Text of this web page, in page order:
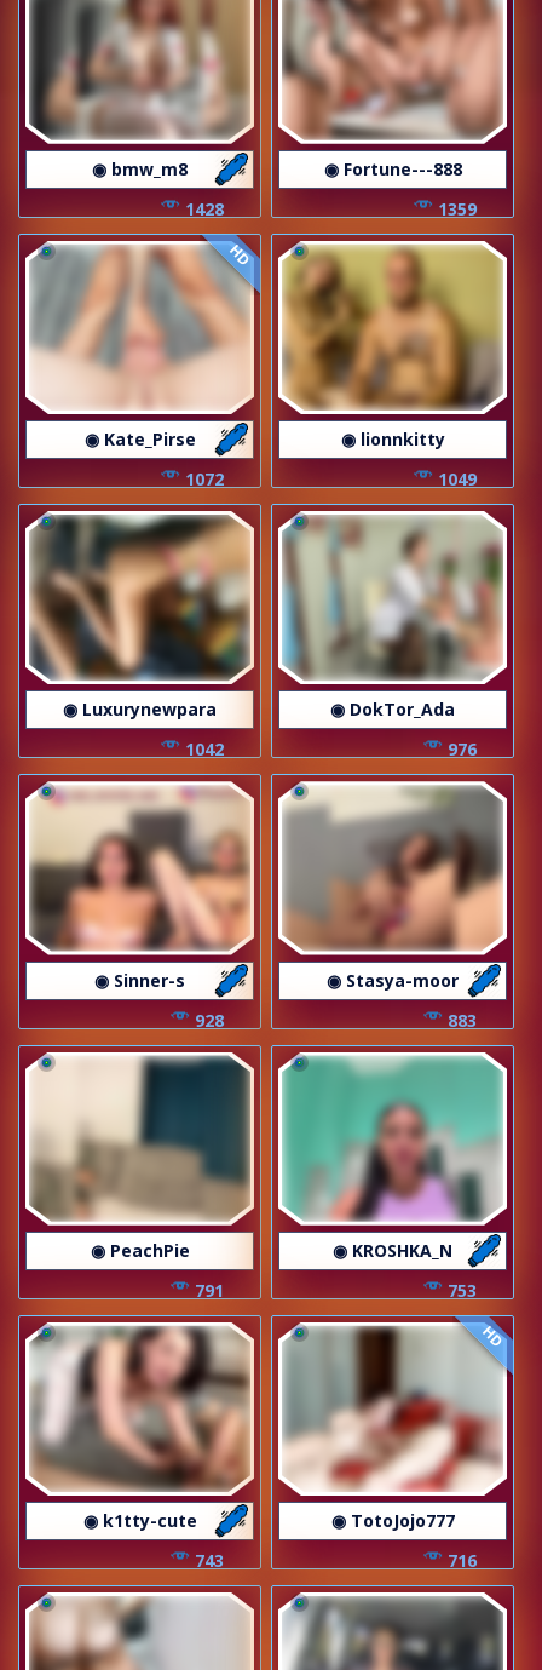
◉ bmw_m8
1428
◉ Fortune---888
1359
HD
◉ Kate_Pirse
1072
◉ lionnkitty
1049
◉ Luxurynewpara
1042
◉ DokTor_Ada
976
◉ Sinner-s
928
◉ Stasya-moor
883
◉ PeachPie
791
◉ KROSHKA_N
753
◉ k1tty-cute
743
HD
◉ TotoJojo777
716